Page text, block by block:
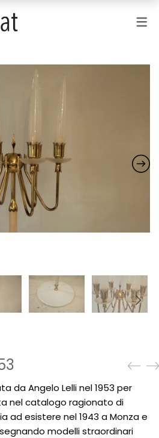
da Angelo Lelli nel 1953 per
nel catalogo ragionato di
ad esistere nel 1943 a Monza e
modelli straordinari